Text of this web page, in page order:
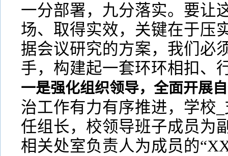
一分部署，九分落实。要让
场、取得实效，关键在于压
据会议研究的方案，我们必
手，构建起一套环环相扣、
一是强化组织领导，全面开展
治工作有力有序推进，学校
任组长，校领导班子成员为
相关处室负责人为成员的